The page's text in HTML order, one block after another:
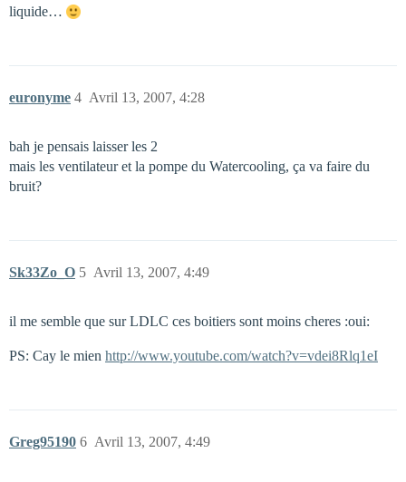
liquide…
euronyme Avril 13, 2007, 4:28
4
bah je pensais laisser les 2
mais les ventilateur et la pompe du Watercooling, ça va faire du
bruit?
Sk33Zo_O Avril 13, 2007, 4:49
5
il me semble que sur LDLC ces boitiers sont moins cheres :oui:
PS: Cay le mien http://www.youtube.com/watch?v=vdei8Rlq1eI
Greg95190 Avril 13, 2007, 4:49
6